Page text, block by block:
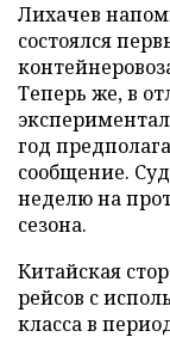
Лихачев
состоялся
Теперь же, в
год
сообщение.
неделю на
сезона.
Китайская
рейсов с
класса в